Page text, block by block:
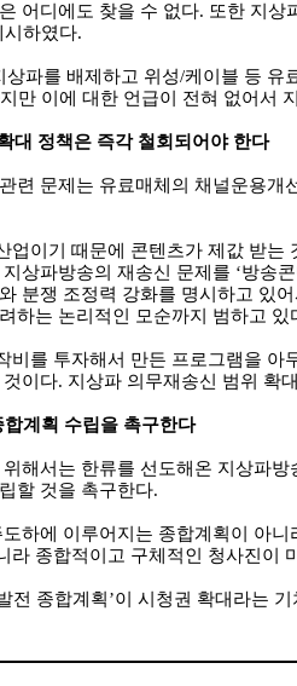
어디에도 찾을 수 없다. 또한 지상
시하였다.
상파를 배제하고 위성/케이블 등 유
만 이에 대한 언급이 전혀 없어서
대 정책은 즉각 철회되어야 한다
련 문제는 유료매체의 채널운용
업이기 때문에 콘텐츠가 제값 받는
상파방송의 재송신 문제를 ‘방송
분쟁 조정력 강화를 명시하고 있
하는 논리적인 모순까지 범하고 있
비를 투자해서 만든 프로그램을
것이다. 지상파 의무재송신 범위 확
계획 수립을 촉구한다
해서는 한류를 선도해온 지상파
할 것을 촉구한다.
하에 이루어지는 종합계획이 아니
라 종합적이고 구체적인 청사진이
전 종합계획’이 시청권 확대라는